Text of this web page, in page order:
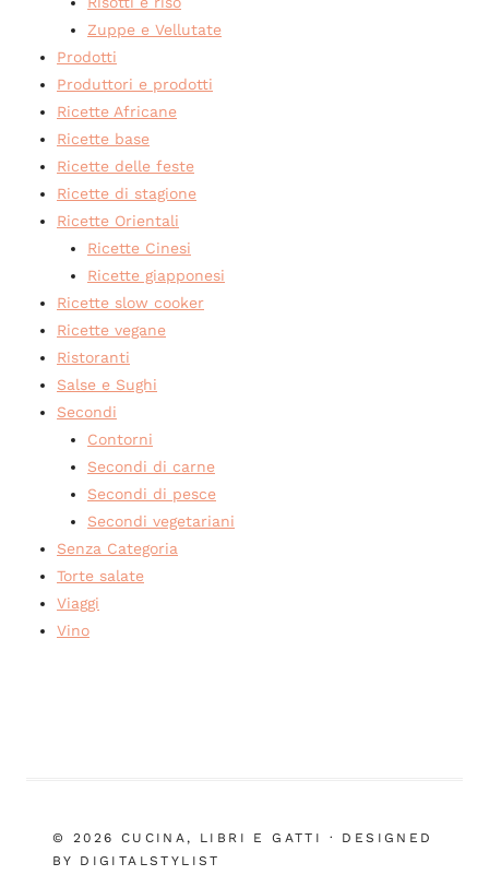
Zuppe e Vellutate
Prodotti
Produttori e prodotti
Ricette Africane
Ricette base
Ricette delle feste
Ricette di stagione
Ricette Orientali
Ricette Cinesi
Ricette giapponesi
Ricette slow cooker
Ricette vegane
Ristoranti
Salse e Sughi
Secondi
Contorni
Secondi di carne
Secondi di pesce
Secondi vegetariani
Senza Categoria
Torte salate
Viaggi
Vino
© 2026 CUCINA, LIBRI E GATTI · DESIGNED
BY DIGITALSTYLIST